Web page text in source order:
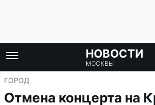
НОВОСТИ
МОСКВЫ
ГОРОД
Отмена концерта на